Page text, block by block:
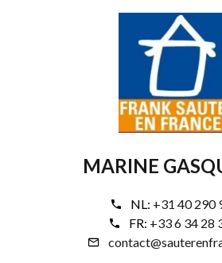
MARINE
NL: +31 40 290
FR: +33 6 34 28